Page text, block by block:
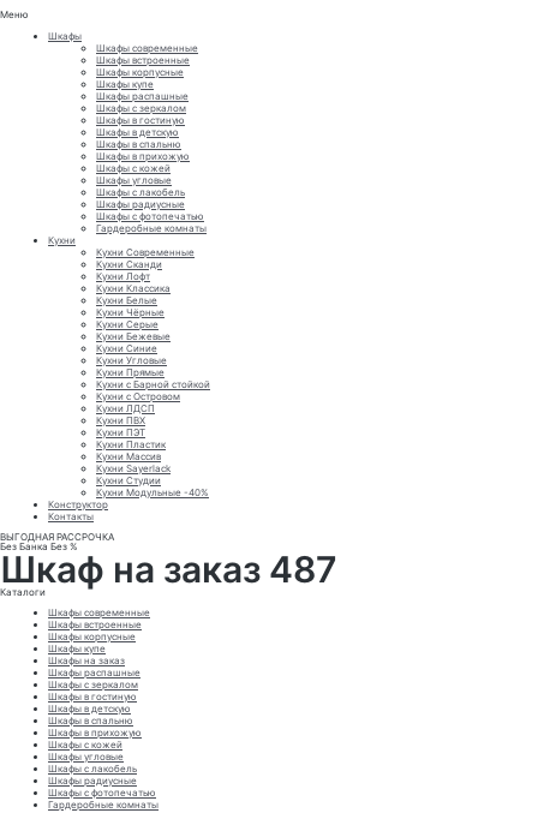
Меню
Шкафы
Шкафы современные
Шкафы встроенные
Шкафы корпусные
Шкафы купе
Шкафы распашные
Шкафы с зеркалом
Шкафы в гостиную
Шкафы в детскую
Шкафы в спальню
Шкафы в прихожую
Шкафы с кожей
Шкафы угловые
Шкафы с лакобель
Шкафы радиусные
Шкафы с фотопечатью
Гардеробные комнаты
Кухни
Кухни Современные
Кухни Сканди
Кухни Лофт
Кухни Классика
Кухни Белые
Кухни Чёрные
Кухни Серые
Кухни Бежевые
Кухни Синие
Кухни Угловые
Кухни Прямые
Кухни с Барной стойкой
Кухни с Островом
Кухни ЛДСП
Кухни ПВХ
Кухни ПЭТ
Кухни Пластик
Кухни Массив
Кухни Sayerlack
Кухни Студии
Кухни Модульные -40%
Конструктор
Контакты
ВЫГОДНАЯ РАССРОЧКА
Без Банка Без %
Шкаф на заказ 487
Каталоги
Шкафы современные
Шкафы встроенные
Шкафы корпусные
Шкафы купе
Шкафы на заказ
Шкафы распашные
Шкафы с зеркалом
Шкафы в гостиную
Шкафы в детскую
Шкафы в спальню
Шкафы в прихожую
Шкафы с кожей
Шкафы угловые
Шкафы с лакобель
Шкафы радиусные
Шкафы с фотопечатью
Гардеробные комнаты